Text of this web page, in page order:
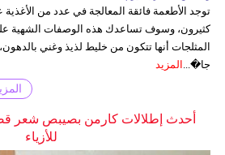
توجد الأطعمة فائقة المعالجة في عدد من
كثيرون، وسوف تساعدك هذه الوصفات الشهية
المثلجات أنها تتكون من خليط لذيذ وغني
جا�... المزيد
أحدث إطلالات كارمن بصيبص شعر
للأزياء